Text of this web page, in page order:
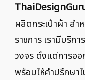
ผลิตกระเป๋าผ้า ส
ราชการ เรามีบริก
วงจร ตั้งแต่การอ
พร้อมให้คำปรึกษาใ